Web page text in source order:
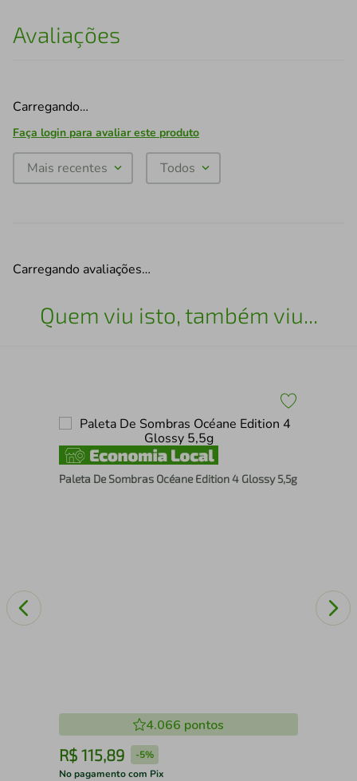
Avaliações
Carregando…
Faça login para avaliar este produto
Mais recentes Todos
Carregando avaliações…
Quem viu isto, também viu...
Paleta De Sombras Océane Edition 4 Glossy 5,5g
4.066 pontos
R$ 115,89 -5%
No pagamento com Pix